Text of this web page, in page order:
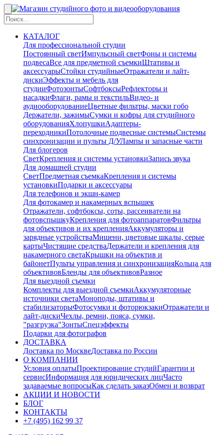
КАТАЛОГ
Для профессиональной студии
Постоянный светИмпульсный светФоны и системы
подвесаВсе для предметной съемкиШтативы и
аксессуарыСтойки студийныеОтражатели и лайт-
дискиЭффекты и мебель для
студииФотозонтыСофтбоксыРефлекторы и
насадкиФлаги, рамы и текстильВидео- и
аудиооборудованиеЦветные фильтры, маски гобо
Держатели, зажимыСумки и кофры для студийного
оборудованияХлопушкиАдаптеры-
переходникиПотолочные подвесные системыСистемы
синхронизации и пульты Д/УЛампы и запасные части
Для блогеров
СветКрепления и системы установкиЗапись звука
Для домашней студии
СветПредметная съемкаКрепления и системы
установкиПодарки и аксессуары
Для телефонов и экшн-камер
Для фотокамер и накамерных вспышек
Отражатели, софтбоксы, соты, рассеиватели на
фотовспышкуКрепления для фотоаппаратовФильтры
для объективов и их крепленияАккумуляторы и
зарядные устройстваМишени, цветовые шкалы, серые
картыЧистящие средстваДержатели и крепления для
накамерного светаКрышки на объектив и
байонетПульты управления и синхронизацияКольца для
объективовБленды для объективовРазное
Для выездной съемки
Комплекты для выездной съемкиАккумуляторные
источники светаМоноподы, штативы и
стабилизаторыФотосумки и фоторюкзакиОтражатели и
лайт-дискиЧехлы, ремни, пояса, сумки,
"разгрузка"ЗонтыСпецэффекты
Подарки для фотографов
ДОСТАВКА
Доставка по МосквеДоставка по России
О КОМПАНИИ
Условия оплатыПроектирование студийГарантии и
сервисИнформация для юридических лицЧасто
задаваемые вопросыКак сделать заказОбмен и возврат
АКЦИИ И НОВОСТИ
БЛОГ
КОНТАКТЫ
+7 (495) 162 99 37